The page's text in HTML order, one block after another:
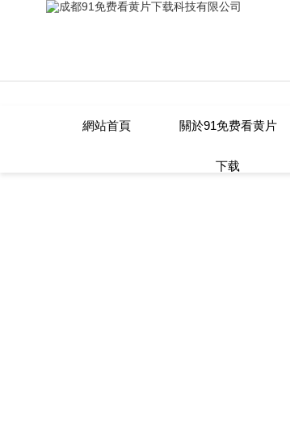
網站首頁 關於91免费看黄片
下载